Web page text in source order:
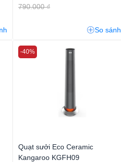
790.000 ₫
So sánh
Quạt sưởi Eco Ceramic
Kangaroo KGFH09
-40%